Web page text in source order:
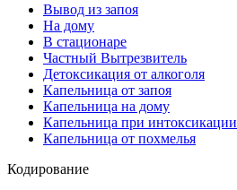
Вывод из запоя
На дому
В стационаре
Частный Вытрезвитель
Детоксикация от алкоголя
Капельница от запоя
Капельница на дому
Капельница при интоксикации
Капельница от похмелья
Кодирование